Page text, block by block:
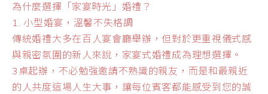
為什麼選擇「家宴時光」婚禮？
1. 小型婚宴，溫馨不失格調
傳統婚禮大多在百人宴會廳舉辦，但對於更重視儀式感
與親密氛圍的新人來說，家宴式婚禮成為理想選擇。
3桌起辦，不必勉強邀請不熟識的親友，而是和最親近
的人共度這場人生大事，讓每位賓客都能感受到您的誠